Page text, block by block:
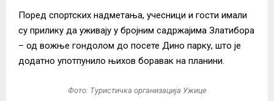
Поред спортских надметања, учесници и гости имали
су прилику да уживају у бројним садржајима Златибора
– од вожње гондолом до посете Дино парку, што је
додатно употпунило њихов боравак на планини.
Фото: Туристичка организација Ужице